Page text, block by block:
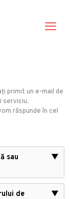
primit un e-mail de
serviciu.
răspunde în cel
sau
▼
de
▼